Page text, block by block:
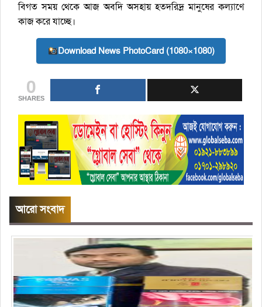
বিগত সময় থেকে আজ অবদি অসহায় হতদরিদ্র মানুষের কল্যাণে
কাজ করে যাচ্ছে।
Download News PhotoCard (1080×1080)
0
SHARES
আরো সংবাদ